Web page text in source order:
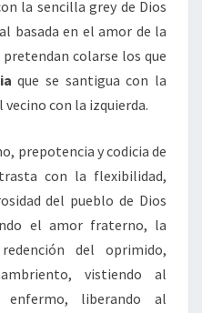
la sencilla grey de Dios
basada en el amor de la
colarse los que
que se santigua con la
con la izquierda.
prepotencia y codicia de
con la flexibilidad,
del pueblo de Dios
el amor fraterno, la
del oprimido,
vistiendo al
enfermo, liberando al